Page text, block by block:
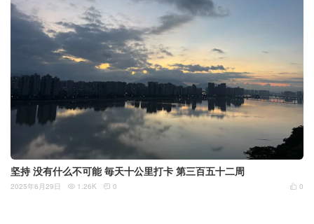
坚持 没有什么不可能 毎天十公里打卡 第三百五十二周
 0
2025年6月29日  1.26K  0